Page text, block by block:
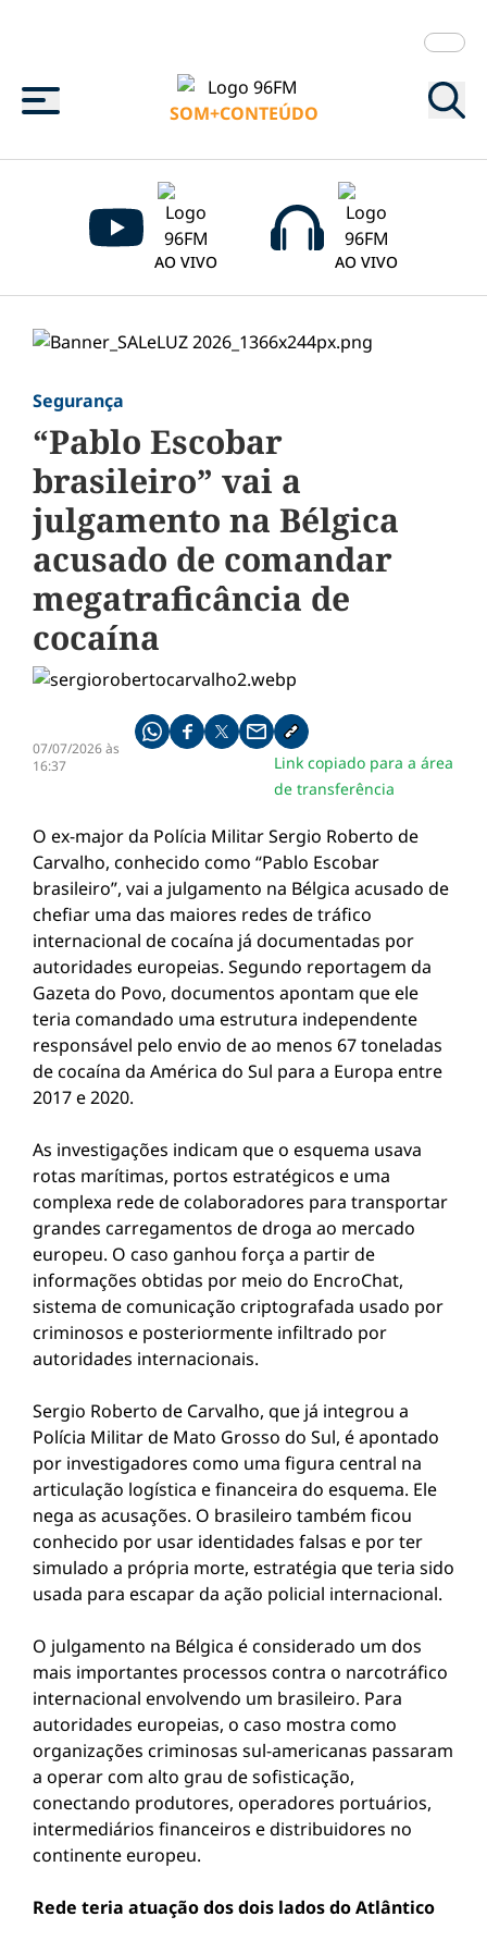
Menu
SOM+CONTEÚDO
AO VIVO AO VIVO
Segurança
“Pablo Escobar
brasileiro” vai a
julgamento na Bélgica
acusado de comandar
megatraficância de
cocaína
07/07/2026 às
16:37
Compartilhe pelo whatsapp
Compartilhar no facebook
Compartilhar no twitter
Compartilhe pelo email
Copiar link da notícia
Link copiado para a área
de transferência
O ex-major da Polícia Militar Sergio Roberto de
Carvalho, conhecido como “Pablo Escobar
brasileiro”, vai a julgamento na Bélgica acusado de
chefiar uma das maiores redes de tráfico
internacional de cocaína já documentadas por
autoridades europeias. Segundo reportagem da
Gazeta do Povo, documentos apontam que ele
teria comandado uma estrutura independente
responsável pelo envio de ao menos 67 toneladas
de cocaína da América do Sul para a Europa entre
2017 e 2020.
As investigações indicam que o esquema usava
rotas marítimas, portos estratégicos e uma
complexa rede de colaboradores para transportar
grandes carregamentos de droga ao mercado
europeu. O caso ganhou força a partir de
informações obtidas por meio do EncroChat,
sistema de comunicação criptografada usado por
criminosos e posteriormente infiltrado por
autoridades internacionais.
Sergio Roberto de Carvalho, que já integrou a
Polícia Militar de Mato Grosso do Sul, é apontado
por investigadores como uma figura central na
articulação logística e financeira do esquema. Ele
nega as acusações. O brasileiro também ficou
conhecido por usar identidades falsas e por ter
simulado a própria morte, estratégia que teria sido
usada para escapar da ação policial internacional.
O julgamento na Bélgica é considerado um dos
mais importantes processos contra o narcotráfico
internacional envolvendo um brasileiro. Para
autoridades europeias, o caso mostra como
organizações criminosas sul-americanas passaram
a operar com alto grau de sofisticação,
conectando produtores, operadores portuários,
intermediários financeiros e distribuidores no
continente europeu.
Rede teria atuação dos dois lados do Atlântico